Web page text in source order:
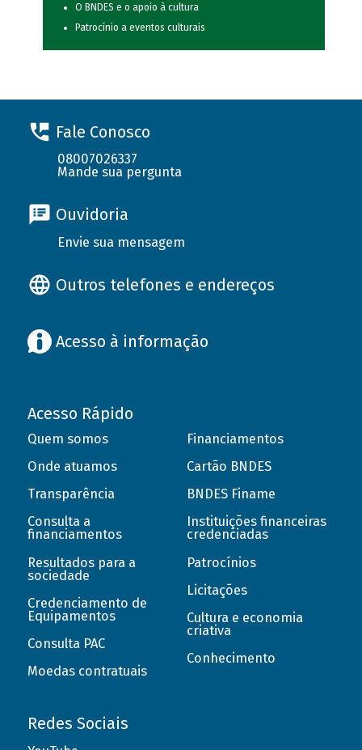
O BNDES e o apoio à cultura
Patrocínio a eventos culturais
Fale Conosco
08007026337
Mande sua pergunta
Ouvidoria
Envie sua mensagem
Outros telefones e endereços
Acesso à informação
Acesso Rápido
Quem somos
Onde atuamos
Transparência
Consulta a
financiamentos
Resultados para a
sociedade
Credenciamento de
Equipamentos
Consulta PAC
Moedas contratuais
Financiamentos
Cartão BNDES
BNDES Finame
Instituições financeiras
credenciadas
Patrocínios
Licitações
Cultura e economia
criativa
Conhecimento
Redes Sociais